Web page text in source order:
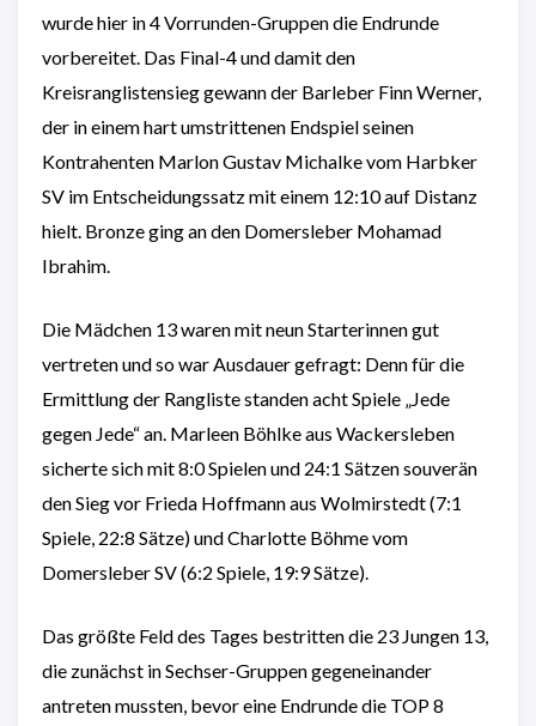
wurde hier in 4 Vorrunden-Gruppen die Endrunde
vorbereitet. Das Final-4 und damit den
Kreisranglistensieg gewann der Barleber Finn Werner,
der in einem hart umstrittenen Endspiel seinen
Kontrahenten Marlon Gustav Michalke vom Harbker
SV im Entscheidungssatz mit einem 12:10 auf Distanz
hielt. Bronze ging an den Domersleber Mohamad
Ibrahim.
Die Mädchen 13 waren mit neun Starterinnen gut
vertreten und so war Ausdauer gefragt: Denn für die
Ermittlung der Rangliste standen acht Spiele „Jede
gegen Jede“ an. Marleen Böhlke aus Wackersleben
sicherte sich mit 8:0 Spielen und 24:1 Sätzen souverän
den Sieg vor Frieda Hoffmann aus Wolmirstedt (7:1
Spiele, 22:8 Sätze) und Charlotte Böhme vom
Domersleber SV (6:2 Spiele, 19:9 Sätze).
Das größte Feld des Tages bestritten die 23 Jungen 13,
die zunächst in Sechser-Gruppen gegeneinander
antreten mussten, bevor eine Endrunde die TOP 8